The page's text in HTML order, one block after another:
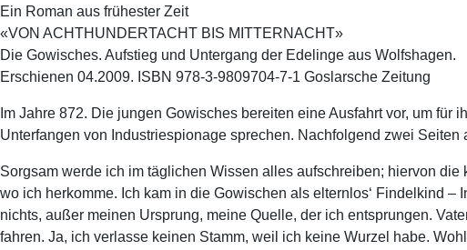
Ein Roman aus frühester Zeit
«VON ACHTHUNDERTACHT BIS MITTERNACHT»
Die Gowisches. Aufstieg und Untergang der Edelinge aus Wolfshagen.
Erschienen 04.2009. ISBN 978-3-9809704-7-1 Goslarsche Zeitung
Im Jahre 872. Die jungen Gowisches bereiten eine Ausfahrt vor, um
Unterfangen von Industriespionage sprechen. Nachfolgend zwei
Sorgsam werde ich im täglichen Wissen alles aufschreiben; hiervon
wo ich herkomme. Ich kam in die Gowischen als elternlos‘ Findelkind
nichts, außer meinen Ursprung, meine Quelle, der ich entsprungen.
fahren. Ja, ich verlasse keinen Stamm, weil ich keine Wurzel habe.